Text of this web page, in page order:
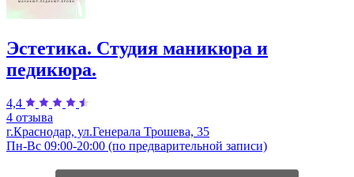
Эстетика. Студия маникюра и
педикюра.
4,4
4 отзыва
г.Краснодар, ул.Генерала Трошева, 35
Пн-Вс 09:00-20:00 (по предварительной записи)